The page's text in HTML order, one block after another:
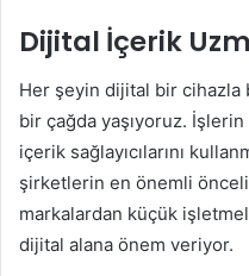
Dijital İçerik
Her şeyin dijital bir cihazla
bir çağda yaşıyoruz.
içerik sağlayıcılarını
şirketlerin en önemli
markalardan küçük
dijital alana önem veriyor.